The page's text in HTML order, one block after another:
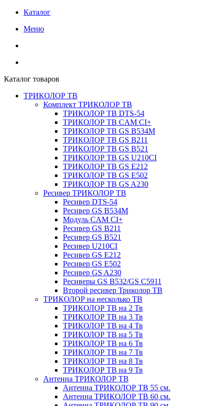
Каталог
Меню
Каталог товаров
ТРИКОЛОР ТВ
Комплект ТРИКОЛОР ТВ
ТРИКОЛОР ТВ DTS-54
ТРИКОЛОР ТВ CAM CI+
ТРИКОЛОР ТВ GS B534M
ТРИКОЛОР ТВ GS B211
ТРИКОЛОР ТВ GS B521
ТРИКОЛОР ТВ GS U210CI
ТРИКОЛОР ТВ GS E212
ТРИКОЛОР ТВ GS E502
ТРИКОЛОР ТВ GS A230
Ресивер ТРИКОЛОР ТВ
Ресивер DTS-54
Ресивер GS B534M
Модуль CAM CI+
Ресивер GS B211
Ресивер GS B521
Ресивер U210CI
Ресивер GS E212
Ресивер GS E502
Ресивер GS A230
Ресиверы GS B532/GS C5911
Второй ресивер Триколор ТВ
ТРИКОЛОР на несколько ТВ
ТРИКОЛОР ТВ на 2 Тв
ТРИКОЛОР ТВ на 3 Тв
ТРИКОЛОР ТВ на 4 Тв
ТРИКОЛОР ТВ на 5 Тв
ТРИКОЛОР ТВ на 6 Тв
ТРИКОЛОР ТВ на 7 Тв
ТРИКОЛОР ТВ на 8 Тв
ТРИКОЛОР ТВ на 9 Тв
Антенна ТРИКОЛОР ТВ
Антенна ТРИКОЛОР ТВ 55 см.
Антенна ТРИКОЛОР ТВ 60 см.